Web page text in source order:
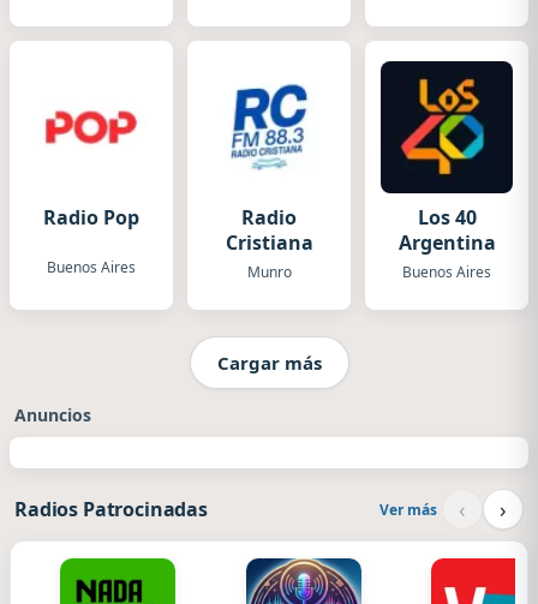
Radio Pop
Buenos Aires
Radio
Cristiana
Munro
Los 40
Argentina
Buenos Aires
Cargar más
Anuncios
Radios Patrocinadas Ver más ‹ ›